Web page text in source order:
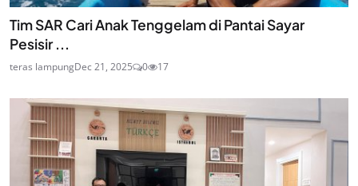
Tim SAR Cari Anak Tenggelam di Pantai Sayar
Pesisir ...
teras lampungDec 21, 2025 0 17